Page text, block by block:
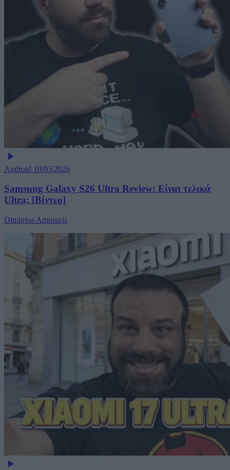
Android 10/03/2026
Samsung Galaxy S26 Ultra Review: Είναι τελικά
Ultra; [Βίντεο]
Dimitrios Amprazis